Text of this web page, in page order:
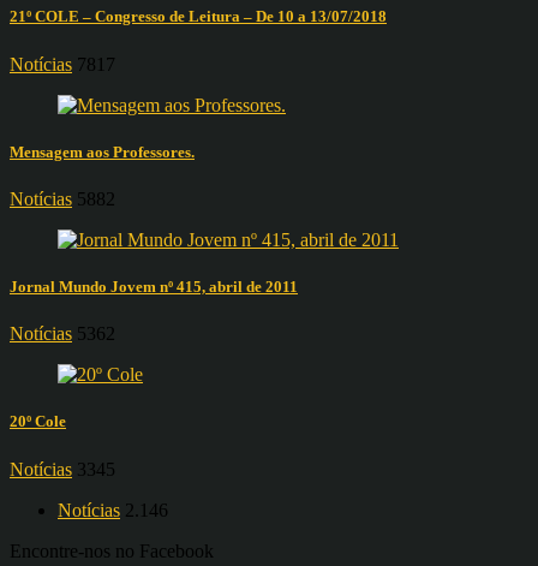
21º COLE – Congresso de Leitura – De 10 a 13/07/2018
Notícias 7817
Mensagem aos Professores.
Notícias 5882
Jornal Mundo Jovem nº 415, abril de 2011
Notícias 5362
20º Cole
Notícias 3345
Notícias 2.146
Encontre-nos no Facebook